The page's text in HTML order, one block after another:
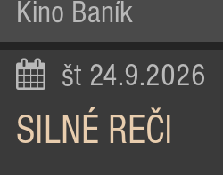
Kino Baník
št 24.9.2026
SILNÉ REČI